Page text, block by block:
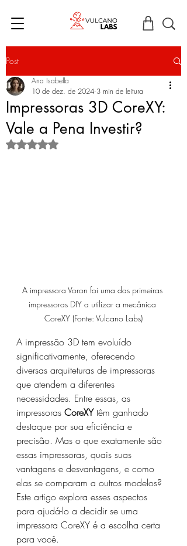
Post
Impressoras 3D CoreXY:
Vale a Pena Investir?
Ana Isabella
10 de dez. de 2024 3 min de leitura
Avaliado com NaN de 5 estrelas.
A impressora Voron foi uma das primeiras
impressoras DIY a utilizar a mecânica
CoreXY (Fonte: Vulcano Labs)
A impressão 3D tem evoluído
significativamente, oferecendo
diversas arquiteturas de impressoras
que atendem a diferentes
necessidades. Entre essas, as
impressoras CoreXY têm ganhado
destaque por sua eficiência e
precisão. Mas o que exatamente são
essas impressoras, quais suas
vantagens e desvantagens, e como
elas se comparam a outros modelos?
Este artigo explora esses aspectos
para ajudá-lo a decidir se uma
impressora CoreXY é a escolha certa
para você.